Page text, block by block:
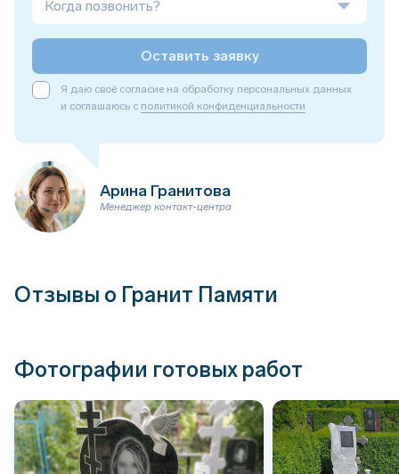
Когда позвонить?
Оставить заявку
Я даю своё согласие на обработку персональных данных
и соглашаюсь с политикой конфиденциальности
Арина Гранитова
Менеджер контакт-центра
Отзывы о Гранит Памяти
Фотографии готовых работ